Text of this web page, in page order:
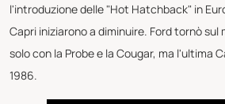
l'introduzione delle "Hot Hatchback" in
Capri iniziarono a diminuire. Ford tornò
solo con la Probe e la Cougar, ma l'ultima
1986.